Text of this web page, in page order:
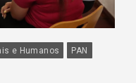
e Humanos
PAN